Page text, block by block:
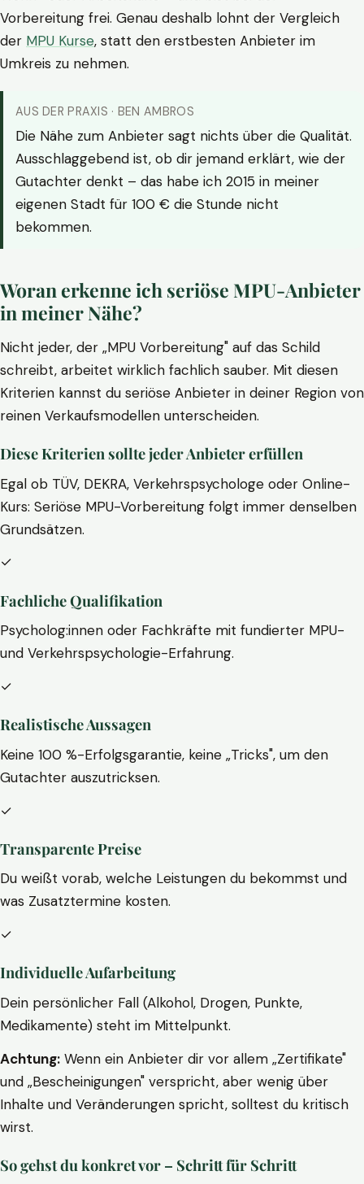
Vorbereitung frei. Genau deshalb lohnt der Vergleich
der MPU Kurse, statt den erstbesten Anbieter im
Umkreis zu nehmen.
AUS DER PRAXIS · BEN AMBROS
Die Nähe zum Anbieter sagt nichts über die Qualität.
Ausschlaggebend ist, ob dir jemand erklärt, wie der
Gutachter denkt – das habe ich 2015 in meiner
eigenen Stadt für 100 € die Stunde nicht
bekommen.
Woran erkenne ich seriöse MPU-Anbieter
in meiner Nähe?
Nicht jeder, der „MPU Vorbereitung" auf das Schild
schreibt, arbeitet wirklich fachlich sauber. Mit diesen
Kriterien kannst du seriöse Anbieter in deiner Region von
reinen Verkaufsmodellen unterscheiden.
Diese Kriterien sollte jeder Anbieter erfüllen
Egal ob TÜV, DEKRA, Verkehrspsychologe oder Online-
Kurs: Seriöse MPU-Vorbereitung folgt immer denselben
Grundsätzen.
✓
Fachliche Qualifikation
Psycholog:innen oder Fachkräfte mit fundierter MPU-
und Verkehrspsychologie-Erfahrung.
✓
Realistische Aussagen
Keine 100 %-Erfolgsgarantie, keine „Tricks", um den
Gutachter auszutricksen.
✓
Transparente Preise
Du weißt vorab, welche Leistungen du bekommst und
was Zusatztermine kosten.
✓
Individuelle Aufarbeitung
Dein persönlicher Fall (Alkohol, Drogen, Punkte,
Medikamente) steht im Mittelpunkt.
Achtung: Wenn ein Anbieter dir vor allem „Zertifikate"
und „Bescheinigungen" verspricht, aber wenig über
Inhalte und Veränderungen spricht, solltest du kritisch
wirst.
So gehst du konkret vor – Schritt für Schritt